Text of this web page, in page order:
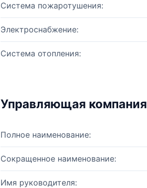
Система пожаротушения:
Электроснабжение:
Система отопления:
Управляющая компания
Полное наименование:
Сокращенное наименование:
Имя руководителя: